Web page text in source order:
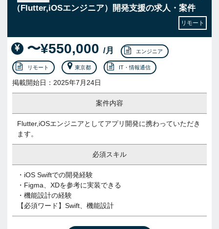
（Flutter,iOSエンジニア）開発支援の求人・案件
リモート
〜¥550,000 /月 エンジニア
リモート 東京都 IT・情報通信
掲載開始日：2025年7月24日
案件内容
Flutter,iOSエンジニアとしてアプリ開発に携わっていただき
ます。
必須スキル
・iOS Swiftでの開発経験
・Figma、XDを参考に実装できる
・機能設計の経験
【必須ワード】Swift、機能設計